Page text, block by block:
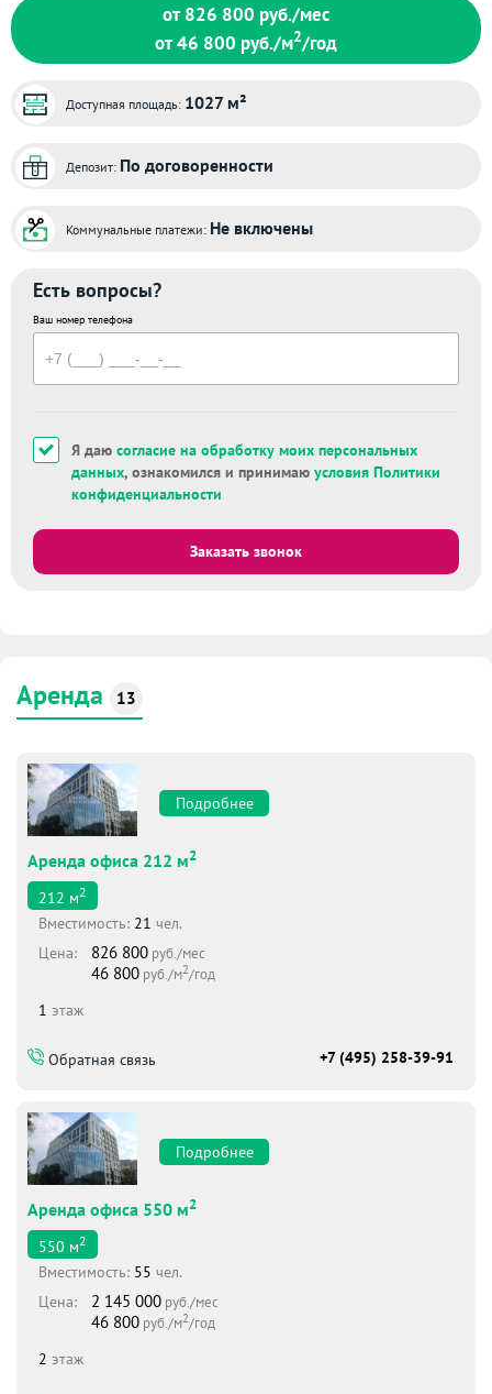
от 826 800 руб./мес
от 46 800 руб./м2/год
Доступная площадь: 1027 м²
Депозит: По договоренности
Коммунальные платежи: Не включены
Есть вопросы?
Ваш номер телефона
Я даю согласие на обработку моих персональных
данных, ознакомился и принимаю условия Политики
конфиденциальности
Заказать звонок
Аренда 13
Подробнее
Аренда офиса 212 м2
212 м2
Вместимоcть: 21 чел.
Цена:
826 800 руб./мес
46 800 руб./м2/год
1 этаж
Обратная связь +7 (495) 258-39-91
Подробнее
Аренда офиса 550 м2
550 м2
Вместимоcть: 55 чел.
Цена:
2 145 000 руб./мес
46 800 руб./м2/год
2 этаж